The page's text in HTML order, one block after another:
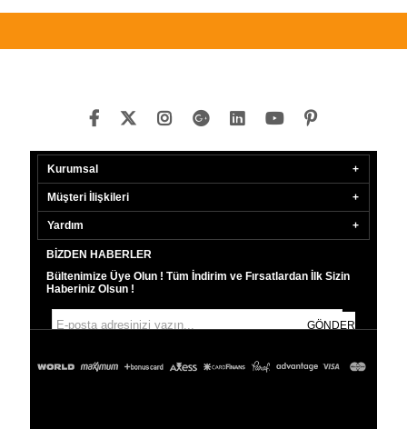
Kurumsal
Müşteri İlişkileri
Yardım
BIZDEN HABERLER
Bültenimize Üye Olun ! Tüm İndirim ve Fırsatlardan İlk Sizin
Haberiniz Olsun !
GÖNDER